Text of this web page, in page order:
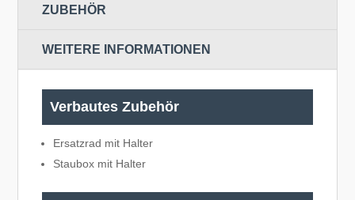
ZUBEHÖR
WEITERE INFORMATIONEN
Verbautes Zubehör
Ersatzrad mit Halter
Staubox mit Halter